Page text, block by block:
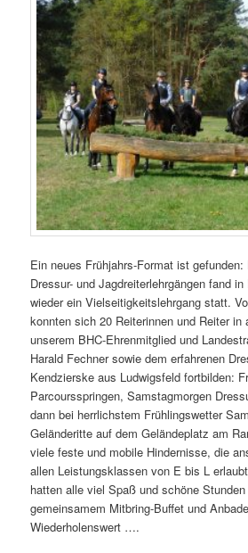
Ein neues Frühjahrs-Format ist gefunden:
Dressur- und Jagdreiterlehrgängen fand
wieder ein Vielseitigkeitslehrgang statt.
konnten sich 20 Reiterinnen und Reiter in
unserem BHC-Ehrenmitglied und
Harald Fechner sowie dem erfahrenen
Kendzierske aus Ludwigsfeld fortbilden:
Parcoursspringen, Samstagmorgen
dann bei herrlichstem Frühlingswetter
Geländeritte auf dem Geländeplatz am
viele feste und mobile Hindernisse, die
allen Leistungsklassen von E bis L
hatten alle viel Spaß und schöne
gemeinsamem Mitbring-Buffet und
Wiederholenswert ….